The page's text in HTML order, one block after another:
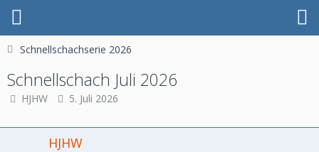
Schnellschachserie 2026
Schnellschach Juli 2026
HJHW 5. Juli 2026
HJHW